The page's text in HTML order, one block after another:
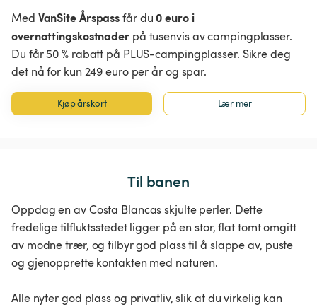
Med VanSite Årspassfår du0 euro i
overnattingskostnaderpå tusenvis av campingplasser.
Du får 50 % rabatt på PLUS-campingplasser. Sikre deg
det nå for kun 249 euro per år og spar.
Kjøp årskort Lær mer
Til banen
Oppdag en av Costa Blancas skjulte perler. Dette
fredelige tilfluktsstedet ligger på en stor, flat tomt omgitt
av modne trær, og tilbyr god plass til å slappe av, puste
og gjenopprette kontakten med naturen.
Alle nyter god plass og privatliv, slik at du virkelig kan